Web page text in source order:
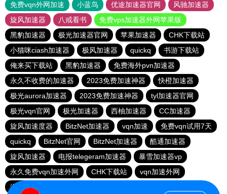
免费vqn外网加速
小蓝鸟 优途加速器官网
风驰加速器
旋风加速器
八戒看书
免费vps加速器外网苹果版
黑豹加速器
极光加速器官网 苹果加速器
CHK下载站
小猫咪ciash加速器
极风加速器 quickq
书游下载站
俺来买下载站
黑豹加速器
免费海外pvn加速器
永久不收费的加速器
2023免费加速神器
快橙加速器
极光aurora加速器
2023免费加速神器
tyl加速器官网
极光vqn官网
极光加速器 西柚加速器
CC加速器
旋风加速度器
BitzNet加速器 vqn加速
免费vqn试用7天
quickq
BitzNet官网 BitzNet加速器
酷通加速器
旋风加速器
电报telegeram加速器
暴雪加速器vp
永久免费vqn加速外网
CHK下载站
vqn加速外网
海鸥下载站